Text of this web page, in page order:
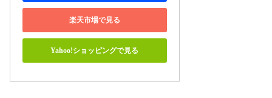
楽天市場で見る
Yahoo!ショッピングで見る